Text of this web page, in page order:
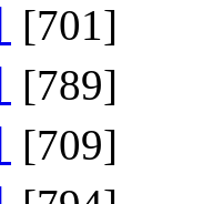
[701]
[789]
[709]